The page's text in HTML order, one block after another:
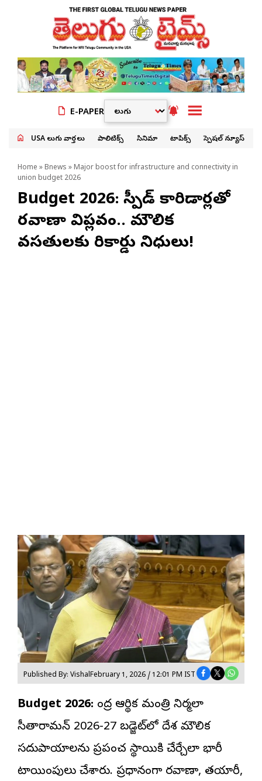
E-PAPER
USA తెలుగు వార్తలు పాలిటిక్స్ సినిమా టాపిక్స్ స్పెషల్ న్యూస్
Home » Bnews » Major boost for infrastructure and connectivity in
union budget 2026
Budget 2026: హైస్పీడ్ కారిడార్లతో
రవాణా విప్లవం.. మౌలిక
వసతులకు రికార్డు నిధులు!
Published By: VishalFebruary 1, 2026 / 12:01 PM IST
Budget 2026: కేంద్ర ఆర్థిక మంత్రి నిర్మలా
సీతారామన్ 2026-27 బడ్జెట్‌లో దేశ మౌలిక
సదుపాయాలను ప్రపంచ స్థాయికి చేర్చేలా భారీ
కేటాయింపులు చేశారు. ప్రధానంగా రవాణా, తయారీ,